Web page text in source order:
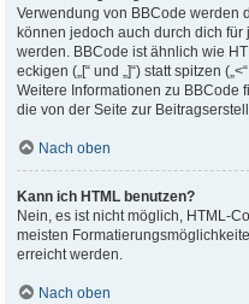
Verwendung von BBCode werden
können jedoch auch durch dich
werden. BBCode ist ähnlich wie
eckigen („[“ und „]“) statt spitzen
Weitere Informationen zu BBCode
die von der Seite zur
Nach oben
Kann ich HTML benutzen?
Nein, es ist nicht möglich, HTML-
meisten
erreicht werden.
Nach oben